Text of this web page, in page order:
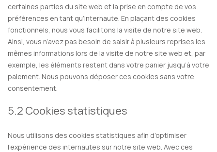
certaines parties du site web et la prise en compte de vos
préférences en tant qu’internaute. En plaçant des cookies
fonctionnels, nous vous facilitons la visite de notre site web.
Ainsi, vous n’avez pas besoin de saisir à plusieurs reprises les
mêmes informations lors de la visite de notre site web et, par
exemple, les éléments restent dans votre panier jusqu’à votre
paiement. Nous pouvons déposer ces cookies sans votre
consentement.
5.2 Cookies statistiques
Nous utilisons des cookies statistiques afin d’optimiser
l’expérience des internautes sur notre site web. Avec ces